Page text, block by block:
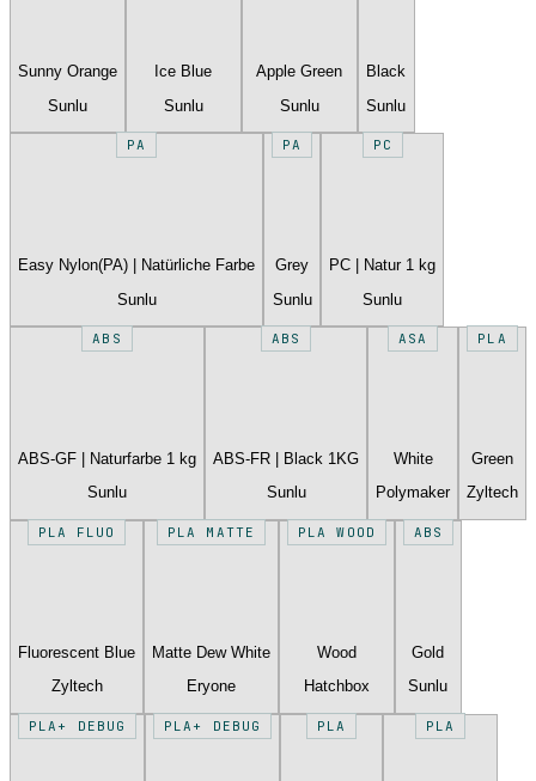
Sunny Orange
Sunlu
Ice Blue
Sunlu
Apple Green
Sunlu
Black
Sunlu
PA
Easy Nylon(PA) | Natürliche Farbe
Sunlu
PA
Grey
Sunlu
PC
PC | Natur 1 kg
Sunlu
ABS
ABS-GF | Naturfarbe 1 kg
Sunlu
ABS
ABS-FR | Black 1KG
Sunlu
ASA
White
Polymaker
PLA
Green
Zyltech
PLA FLUO
Fluorescent Blue
Zyltech
PLA MATTE
Matte Dew White
Eryone
PLA WOOD
Wood
Hatchbox
ABS
Gold
Sunlu
PLA+ DEBUG PLA+ DEBUG PLA PLA